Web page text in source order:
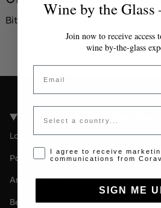
Bitte kontaktieren Sie den
Token.
Coravin Guide Standorte
London
Paris
Amsterdam
Berlin
Wine by the Glass
Join now to receive access
wine by-the-glass
Email
Country
Opt-in disclaimer
I agree to receive
communications from
SIGN ME